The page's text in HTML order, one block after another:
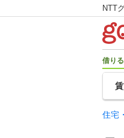
NTT
借りる
住宅